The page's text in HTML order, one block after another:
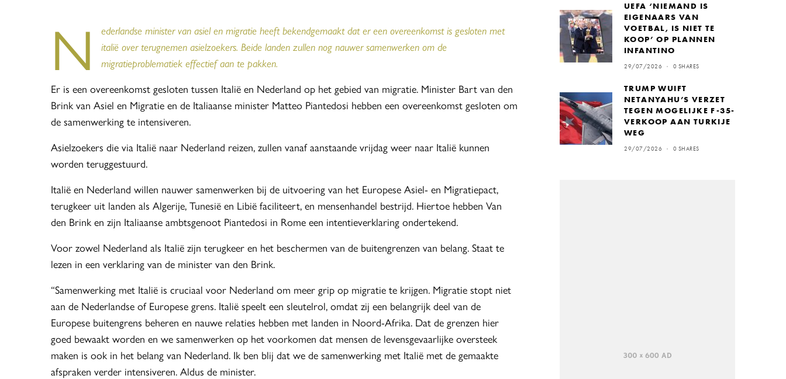
N
ederlandse minister van asiel en migratie heeft bekendgemaakt dat er een overeenkomst is gesloten met
italië over terugnemen asielzoekers. Beide landen zullen nog nauwer samenwerken om de
migratieproblematiek effectief aan te pakken.
Er is een overeenkomst gesloten tussen Italië en Nederland op het gebied van migratie. Minister Bart van den
Brink van Asiel en Migratie en de Italiaanse minister Matteo Piantedosi hebben een overeenkomst gesloten om
de samenwerking te intensiveren.
Asielzoekers die via Italië naar Nederland reizen, zullen vanaf aanstaande vrijdag weer naar Italië kunnen
worden teruggestuurd.
Italië en Nederland willen nauwer samenwerken bij de uitvoering van het Europese Asiel- en Migratiepact,
terugkeer uit landen als Algerije, Tunesië en Libië faciliteert, en mensenhandel bestrijd. Hiertoe hebben Van
den Brink en zijn Italiaanse ambtsgenoot Piantedosi in Rome een intentieverklaring ondertekend.
Voor zowel Nederland als Italië zijn terugkeer en het beschermen van de buitengrenzen van belang. Staat te
lezen in een verklaring van de minister van den Brink.
“Samenwerking met Italië is cruciaal voor Nederland om meer grip op migratie te krijgen. Migratie stopt niet
aan de Nederlandse of Europese grens. Italië speelt een sleutelrol, omdat zij een belangrijk deel van de
Europese buitengrens beheren en nauwe relaties hebben met landen in Noord-Afrika. Dat de grenzen hier
goed bewaakt worden en we samenwerken op het voorkomen dat mensen de levensgevaarlijke oversteek
maken is ook in het belang van Nederland. Ik ben blij dat we de samenwerking met Italië met de gemaakte
afspraken verder intensiveren. Aldus de minister.
UEFA ‘NIEMAND IS
EIGENAARS VAN
VOETBAL, IS NIET TE
KOOP’ OP PLANNEN
INFANTINO
29/07/2026 0 SHARES
TRUMP WUIFT
NETANYAHU’S VERZET
TEGEN MOGELIJKE F-35-
VERKOOP AAN TURKIJE
WEG
29/07/2026 0 SHARES